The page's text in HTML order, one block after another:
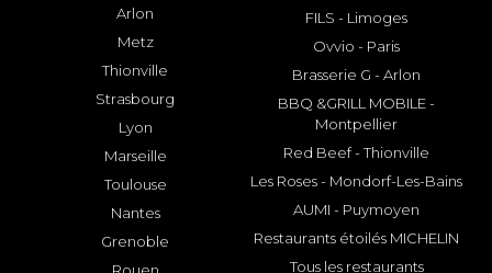
Arlon
Metz
Thionville
Strasbourg
Lyon
Marseille
Toulouse
Nantes
Grenoble
FILS - Limoges
Ovvio - Paris
Brasserie G - Arlon
BBQ &GRILL MOBILE -
Montpellier
Red Beef - Thionville
Les Roses - Mondorf-Les-Bains
AUMI - Puymoyen
Restaurants étoilés MICHELIN
Tous les restaurants